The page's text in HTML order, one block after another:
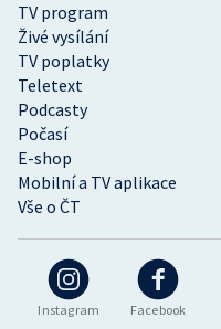
Instagram Facebook
TV program
Živé vysílání
TV poplatky
Teletext
Podcasty
Počasí
E-shop
Mobilní a TV aplikace
Vše o ČT